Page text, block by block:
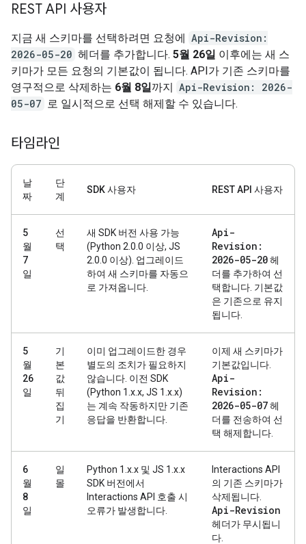
REST API 사용자
지금 새 스키마를 선택하려면 요청에 Api-Revision:
2026-05-20 헤더를 추가합니다. 5월 26일 이후에는 새 스
키마가 모든 요청의 기본값이 됩니다. API가 기존 스키마를
영구적으로 삭제하는 6월 8일까지 Api-Revision: 2026-
05-07 로 일시적으로 선택 해제할 수 있습니다.
타임라인
날
짜
단
계
SDK 사용자 REST API 사용자
5
월
7
일
선
택
새 SDK 버전 사용 가능
(Python 2.0.0 이상, JS
2.0.0 이상). 업그레이드
하여 새 스키마를 자동으
로 가져옵니다.
Api-
Revision:
2026-05-20헤
더를 추가하여 선
택합니다. 기본값
은 기존으로 유지
됩니다.
5
월
26
일
기
본
값
뒤
집
기
이미 업그레이드한 경우
별도의 조치가 필요하지
않습니다. 이전 SDK
(Python 1.x.x, JS 1.x.x)
는 계속 작동하지만 기존
응답을 반환합니다.
이제 새 스키마가
기본값입니다.
Api-
Revision:
2026-05-07헤
더를 전송하여 선
택 해제합니다.
6
월
8
일
일
몰
Python 1.x.x 및 JS 1.x.x
SDK 버전에서
Interactions API 호출 시
오류가 발생합니다.
Interactions API
의 기존 스키마가
삭제됩니다.
Api-Revision
헤더가 무시됩니
다.